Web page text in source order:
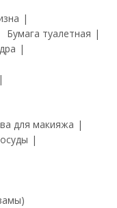
Бумага туалетная
для макияжа